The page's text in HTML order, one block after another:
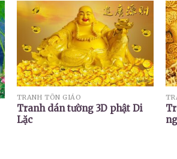
TRANH TÔN GIÁO
Tranh dán tường 3D phật Di
Lặc